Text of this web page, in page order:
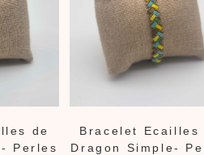
de
Perles
Bracelet Ecailles
Dragon Simple-